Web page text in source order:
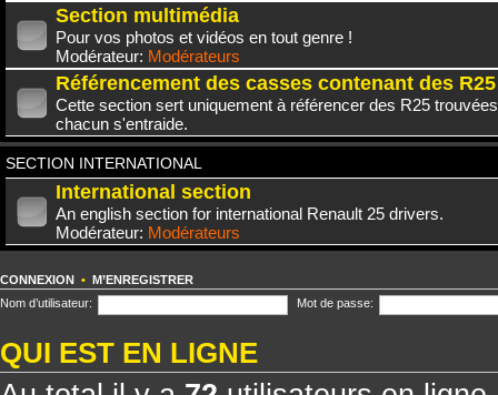
Section multimédia
Pour vos photos et vidéos en tout genre !
Modérateur: Modérateurs
Référencement des casses contenant des R25
Cette section sert uniquement à référencer des R25
chacun s'entraide.
SECTION INTERNATIONAL
International section
An english section for international Renault 25 drivers.
Modérateur: Modérateurs
CONNEXION • M’ENREGISTRER
Nom d’utilisateur:
Mot de passe:
QUI EST EN LIGNE